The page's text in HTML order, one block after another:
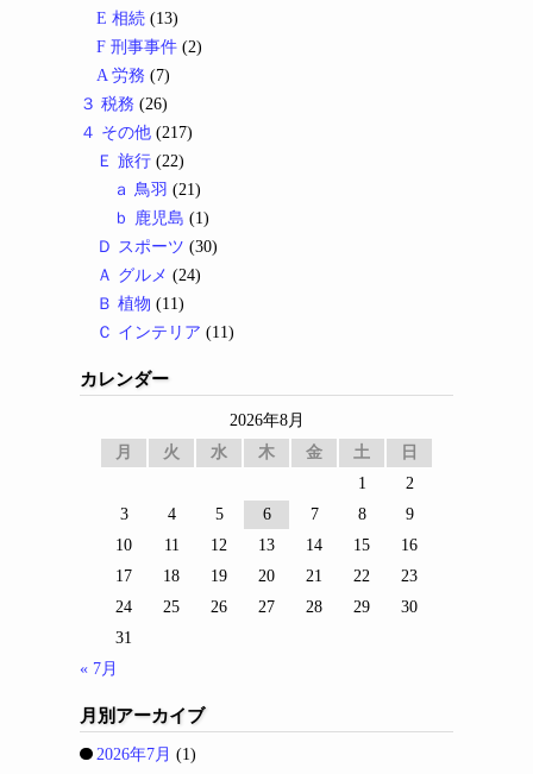
E 相続 (13)
F 刑事事件 (2)
A 労務 (7)
３ 税務 (26)
４ その他 (217)
Ｅ 旅行 (22)
ａ 鳥羽 (21)
ｂ 鹿児島 (1)
Ｄ スポーツ (30)
Ａ グルメ (24)
Ｂ 植物 (11)
Ｃ インテリア (11)
カレンダー
2026年8月
月
火 水 木 金 土
日
1
2
3
4 5 6 7 8
9
10
11 12 13 14 15
16
17
18 19 20 21 22
23
24
25 26 27 28 29
30
31
« 7月
月別アーカイブ
2026年7月 (1)